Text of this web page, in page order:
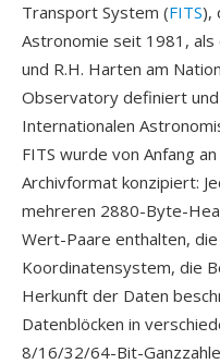
Transport System (FITS),
Astronomie seit 1981, als
und R.H. Harten am
Observatory definiert
Internationalen
FITS wurde von Anfang
Archivformat konzipiert:
mehreren 2880-Byte-
Wert-Paare enthalten,
Koordinatensystem, die
Herkunft der Daten
Datenblöcken in
8/16/32/64-Bit-